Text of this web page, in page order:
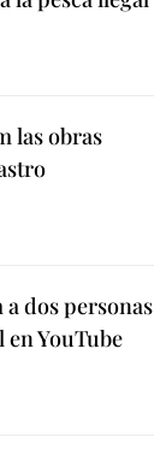
las obras
a dos personas
YouTube